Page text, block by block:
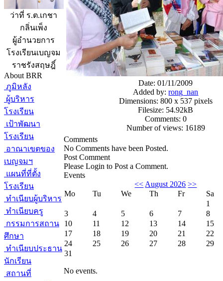
ว่าที่ ร.ต.เกชา
กลิ่นเพ็ง
ผู้อำนวยการ
โรงเรียนเบญจม
ราชรังสฤษฎิ์
About BRR
ภูมิหลัง
ผู้บริหาร
โรงเรียน
เป้าพัฒนา
โรงเรียน
อาณาเขตของ
เบญจมฯ
แผนที่ที่ตั้ง
โรงเรียน
ทำเนียบผู้บริหาร
ทำเนียบครู
กรรมการสถาน
ศึกษา
ทำเนียบประธาน
นักเรียน
สถานที่
Date: 01/11/2009
Added by:rong_nan
Dimensions: 800 x 537 pixels
Filesize: 54.92kB
Comments: 0
Number of views: 16189
Comments
No Comments have been Posted.
Post Comment
Please Login to Post a Comment.
Events
<< August 2026 >>
Mo
Tu We Th Fr
Sa
1
3
4 5 6 7
8
10
11 12 13 14
15
17
18 19 20 21
22
24
25 26 27 28
29
31
No events.